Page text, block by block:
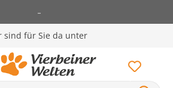
-
sind für Sie da unter